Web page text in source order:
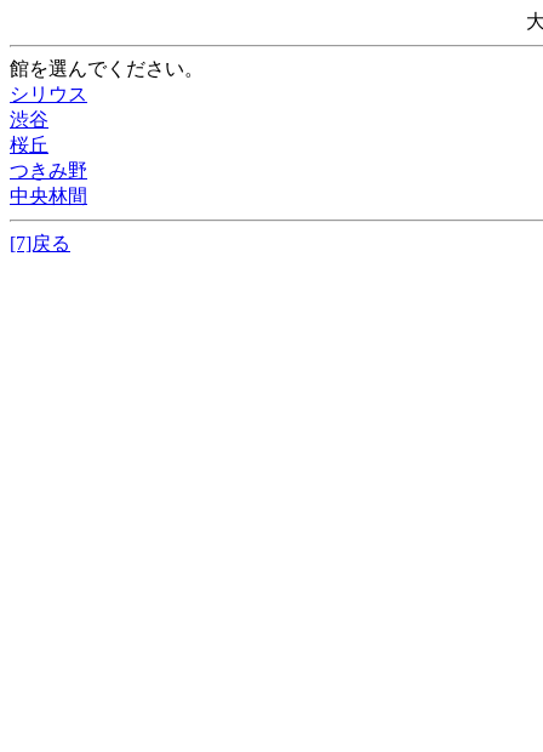
館を選んでください。
シリウス
渋谷
桜丘
つきみ野
中央林間
[7]戻る